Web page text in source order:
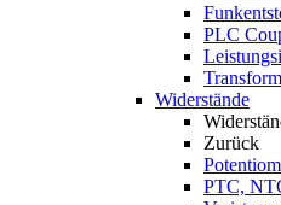
PLC
Widerstände
Zurück
PTC,